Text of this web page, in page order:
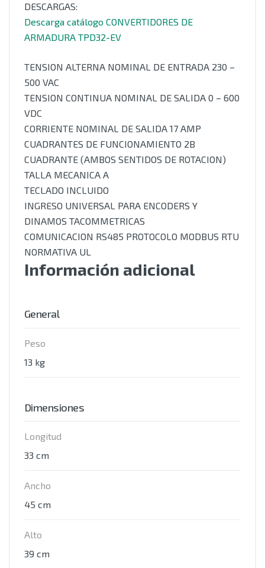
DESCARGAS:
Descarga catálogo CONVERTIDORES DE
ARMADURA TPD32-EV
TENSION ALTERNA NOMINAL DE ENTRADA 230 –
500 VAC
TENSION CONTINUA NOMINAL DE SALIDA 0 – 600
VDC
CORRIENTE NOMINAL DE SALIDA 17 AMP
CUADRANTES DE FUNCIONAMIENTO 2B
CUADRANTE (AMBOS SENTIDOS DE ROTACION)
TALLA MECANICA A
TECLADO INCLUIDO
INGRESO UNIVERSAL PARA ENCODERS Y
DINAMOS TACOMMETRICAS
COMUNICACION RS485 PROTOCOLO MODBUS RTU
NORMATIVA UL
Información adicional
General
Peso
13 kg
Dimensiones
Longitud
33 cm
Ancho
45 cm
Alto
39 cm